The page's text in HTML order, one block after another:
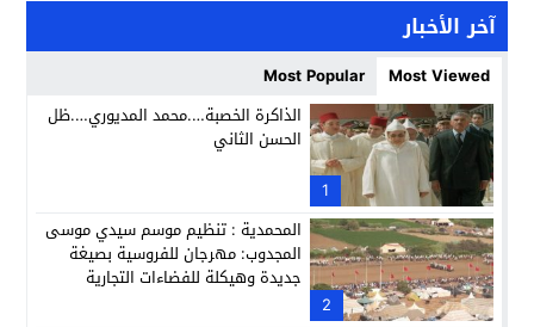
11:33 كمال محرر يقود استئنافية تارودانت: مسار قضائي راسخ ورؤية
حبشان وكيلاً عاماً بتارودانت: ترقية جديدة في الحركة القضائية
21:28 حزب الديمقراطيين الجدد يؤسس منظمتي شباب ونساء الصحراء
13:37 عطش أولاد تايمة وسياسة “الحبة والقبة”: هل أصبح الماء إنجازاً
12:25 انطلاق فعاليات الدورة 12 لمعرض المنتوجات المحلية بأكادير SIPTA (فيديو)
آخر الأخبار
Most Viewed
Most Popular
1
الذاكرة الخصبة….محمد المديوري….ظل
الحسن الثاني
2
المحمدية : تنظيم موسم سيدي موسى
المجدوب: مهرجان للفروسية بصيغة
جديدة وهيكلة للفضاءات التجارية